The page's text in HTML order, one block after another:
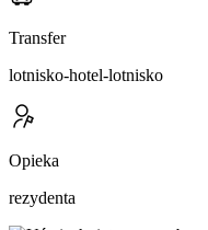
Transfer
lotnisko-hotel-lotnisko
Opieka
rezydenta